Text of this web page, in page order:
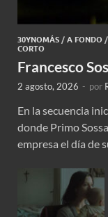
30YNOMÁS / A FONDO /
CORTO
Francesco
2 agosto, 2026 - por
En la secuencia
donde Primo
empresa el día de